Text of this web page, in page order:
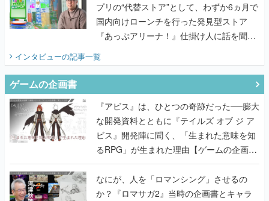
プリの“代替ストア”として、わずか6ヵ月で
国内向けローンチを行った発見型ストア
『あっぷアリーナ！』仕掛け人に話を聞い
てみた
インタビューの記事一覧
ゲームの企画書
『アビス』は、ひとつの奇跡だった──膨大
な開発資料とともに『テイルズ オブ ジ ア
ビス』開発陣に聞く、「生まれた意味を知
るRPG」が生まれた理由【ゲームの企画
書】
なにが、人を「ロマンシング」させるの
か？『ロマサガ2』当時の企画書とキャラ